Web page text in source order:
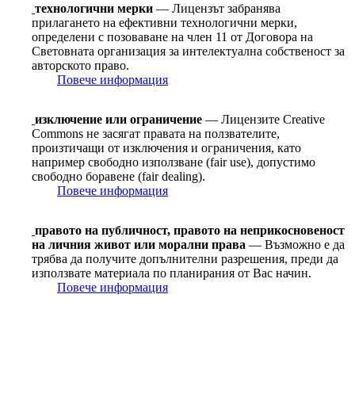
технологични мерки — Лицензът забранява
прилагането на ефективни технологични мерки,
определени с позоваване на член 11 от Договорa на
Световната организация за интелектуална собственост за
авторското право.
Повече информация
изключение или ограничение — Лицензите Creative
Commons не засягат правата на ползвателите,
произтичащи от изключения и ограничения, като
например свободно използване (fair use), допустимо
свободно боравене (fair dealing).
Повече информация
правото на публичност, правото на неприкосновеност
на личния живот или морални права — Възможно е да
трябва да получите допълнителни разрешения, преди да
използвате материала по планирания от Вас начин.
Повече информация